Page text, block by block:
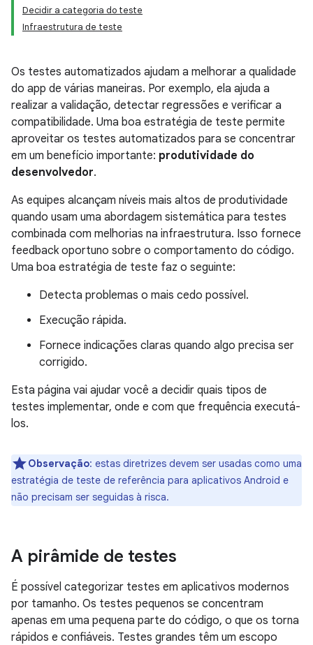
Decidir a categoria do teste
Infraestrutura de teste
Os testes automatizados ajudam a melhorar a qualidade
do app de várias maneiras. Por exemplo, ela ajuda a
realizar a validação, detectar regressões e verificar a
compatibilidade. Uma boa estratégia de teste permite
aproveitar os testes automatizados para se concentrar
em um benefício importante: produtividade do
desenvolvedor.
As equipes alcançam níveis mais altos de produtividade
quando usam uma abordagem sistemática para testes
combinada com melhorias na infraestrutura. Isso fornece
feedback oportuno sobre o comportamento do código.
Uma boa estratégia de teste faz o seguinte:
Detecta problemas o mais cedo possível.
Execução rápida.
Fornece indicações claras quando algo precisa ser
corrigido.
Esta página vai ajudar você a decidir quais tipos de
testes implementar, onde e com que frequência executá-
los.
Observação: estas diretrizes devem ser usadas como uma
estratégia de teste de referência para aplicativos Android e
não precisam ser seguidas à risca.
A pirâmide de testes
É possível categorizar testes em aplicativos modernos
por tamanho. Os testes pequenos se concentram
apenas em uma pequena parte do código, o que os torna
rápidos e confiáveis. Testes grandes têm um escopo